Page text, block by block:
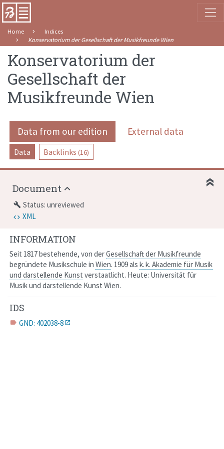
Home
Indices
Konservatorium der Gesellschaft der Musikfreunde Wien
Konservatorium der
Gesellschaft der
Musikfreunde Wien
Data from our edition External data
Data Backlinks (16)
INFORMATION
Seit 1817 bestehende, von derGesellschaft der Musikfreunde
begründete Musikschule in Wien. 1909 als k. k. Akademie für Musik
und darstellende Kunst verstaatlicht. Heute: Universität für
Musik und darstellende Kunst Wien.
IDS
label GND: 402038-8
Document
build Status: unreviewed
XML